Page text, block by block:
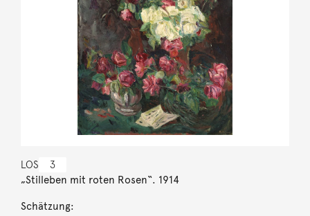
LOS 3
„Stilleben mit roten Rosen“. 1914
Schätzung: